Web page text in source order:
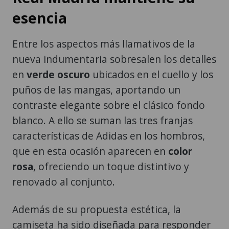
esencia
Entre los aspectos más llamativos de la
nueva indumentaria sobresalen los detalles
en verde oscuro ubicados en el cuello y los
puños de las mangas, aportando un
contraste elegante sobre el clásico fondo
blanco. A ello se suman las tres franjas
características de Adidas en los hombros,
que en esta ocasión aparecen en color
rosa, ofreciendo un toque distintivo y
renovado al conjunto.
Además de su propuesta estética, la
camiseta ha sido diseñada para responder